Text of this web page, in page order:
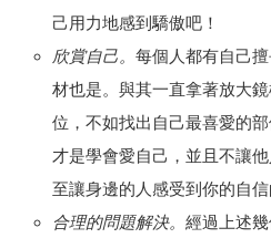
己用力地感到驕傲吧！
欣賞自己。每個人都有自己
材也是。與其一直拿著放大
位，不如找出自己最喜愛的
才是學會愛自己，並且不讓
至讓身邊的人感受到你的自信
合理的問題解決。經過上述